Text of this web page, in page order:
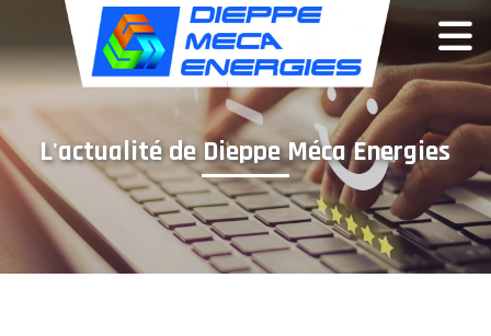
L'actualité de Dieppe Méca Energies
Panneau de gestion des cookies